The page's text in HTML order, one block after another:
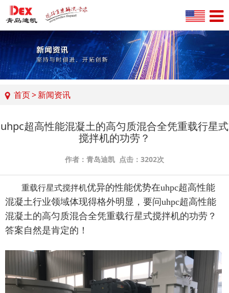
首页>新闻资讯
uhpc超高性能混凝土的高匀质混合全凭重载行星式
搅拌机的功劳？
作者：青岛迪凯 点击：3202次
重载行星式搅拌机优异的性能优势在uhpc超高性能
混凝土行业领域体现得格外明显，要问uhpc超高性能
混凝土的高匀质混合全凭重载行星式搅拌机的功劳？
答案自然是肯定的！